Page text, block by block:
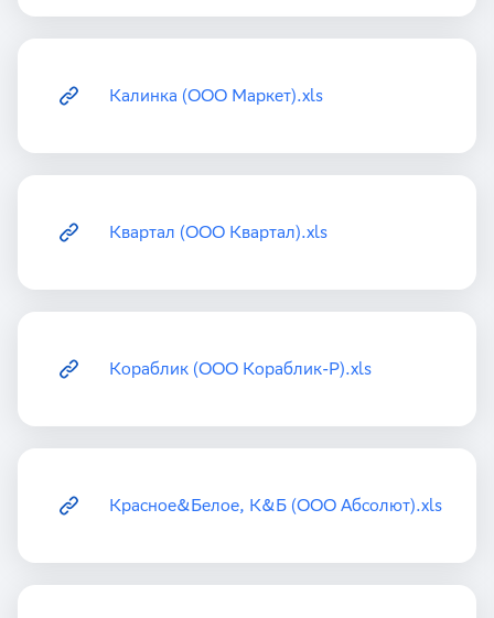
Калинка (ООО Маркет).xls
Квартал (ООО Квартал).xls
Кораблик (ООО Кораблик-Р).xls
Красное&Белое, К&Б (ООО Абсолют).xls